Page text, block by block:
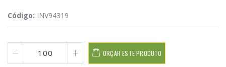
Código: INV94319
ORÇAR ESTE PRODUTO